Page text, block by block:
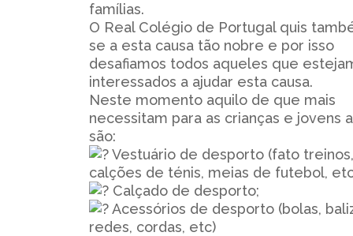
famílias.
O Real Colégio de Portugal quis
se a esta causa tão nobre e por isso
desafiamos todos aqueles que
interessados a ajudar esta causa.
Neste momento aquilo de que mais
necessitam para as crianças e jovens
são:
Vestuário de desporto (fato
calções de ténis, meias de futebol,
Calçado de desporto;
Acessórios de desporto (bolas,
redes, cordas, etc)